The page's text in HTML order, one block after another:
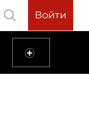
Войти